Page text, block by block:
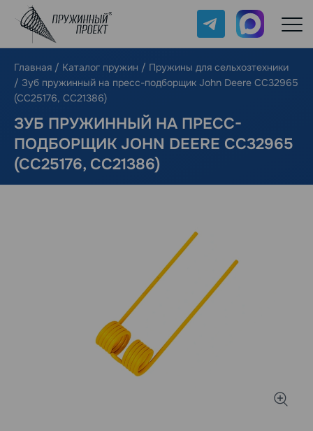
Telegram Max
Главная / Каталог пружин / Пружины для сельхозтехники
/ Зуб пружинный на пресс-подборщик John Deere CC32965
(CC25176, CC21386)
ЗУБ ПРУЖИННЫЙ НА ПРЕСС-
ПОДБОРЩИК JOHN DEERE CC32965
(CC25176, CC21386)